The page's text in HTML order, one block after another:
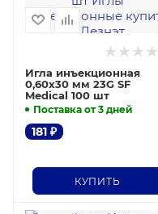
Игла инъекционная
0,60х30 мм 23G SF
Medical 100 шт
Поставка от 3 дней
181 ₽
КУПИТЬ